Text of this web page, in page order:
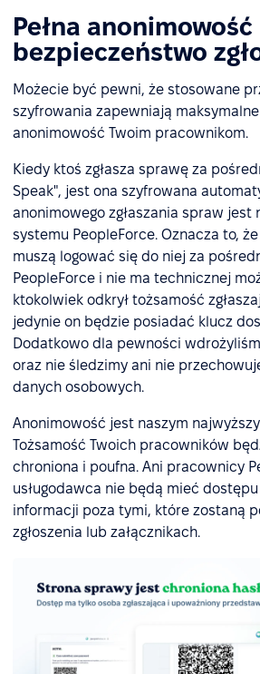
Pełna anonimowość
bezpieczeństwo
Możecie być pewni, że stosowane
szyfrowania zapewniają
anonimowość Twoim pracownikom.
Kiedy ktoś zgłasza sprawę za
Speak", jest ona szyfrowana
anonimowego zgłaszania spraw jest
systemu PeopleForce. Oznacza to,
muszą logować się do niej za
PeopleForce i nie ma technicznej
ktokolwiek odkrył tożsamość
jedynie on będzie posiadać klucz
Dodatkowo dla pewności
oraz nie śledzimy ani nie
danych osobowych.
Anonimowość jest naszym
Tożsamość Twoich pracowników
chroniona i poufna. Ani pracownicy
usługodawca nie będą mieć
informacji poza tymi, które zostaną
zgłoszenia lub załącznikach.